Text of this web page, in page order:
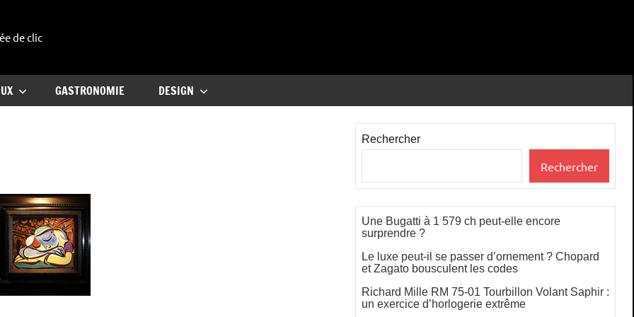
de clic
GASTRONOMIE DESIGN
Rechercher
Rechercher
Une Bugatti à 1 579 ch peut-elle encore
surprendre ?
Le luxe peut-il se passer d’ornement ? Chopard
et Zagato bousculent les codes
Richard Mille RM 75-01 Tourbillon Volant Saphir :
un exercice d’horlogerie extrême